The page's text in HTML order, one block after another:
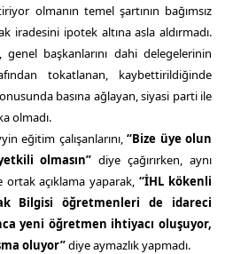
olmanın temel şartının bağımsız
iradesini ipotek altına asla aldırmadı.
başkanlarını dahi delegelerinin
tokatlanan, kaybettirildiğinde
basına ağlayan, siyasi parti ile
olmadı.
eğitim çalışanlarını,“Bize üye olun
olmasın” diye çağırırken, aynı
ortak açıklama yaparak,“İHL kökenli
Bilgisi öğretmenleri de idareci
yeni öğretmen ihtiyacı oluşuyor,
oluyor”diye aymazlık yapmadı.